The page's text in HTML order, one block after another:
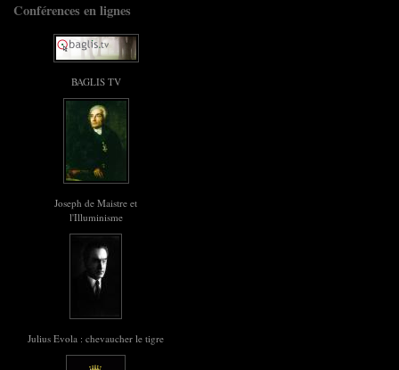
Conférences en lignes
BAGLIS TV
Joseph de Maistre et
l'Illuminisme
Julius Evola : chevaucher le tigre